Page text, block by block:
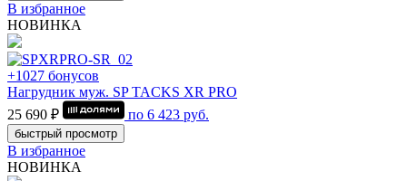
В избранное
НОВИНКА
+1027 бонусов
Нагрудник муж. SP TACKS XR PRO
25 690 ₽
по 6 423 руб.
быстрый просмотр
В избранное
НОВИНКА